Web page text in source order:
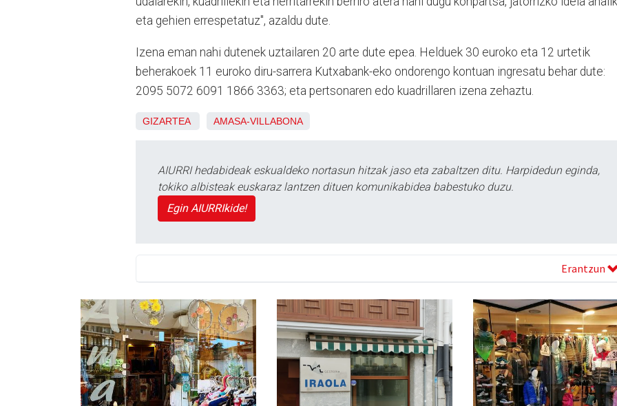
eta gehien errespetatuz", azaldu dute.
Izena eman nahi dutenek uztailaren 20 arte dute epea. Helduek 30 euroko eta 12 urtetik
beherakoek 11 euroko diru-sarrera Kutxabank-eko ondorengo kontuan ingresatu behar dute:
2095 5072 6091 1866 3363; eta pertsonaren edo kuadrillaren izena zehaztu.
GIZARTEA AMASA-VILLABONA
AIURRI hedabideak eskualdeko nortasun hitzak jaso eta zabaltzen ditu. Harpidedun eginda,
tokiko albisteak euskaraz lantzen dituen komunikabidea babestuko duzu.
Egin AIURRIkide!
Erantzun